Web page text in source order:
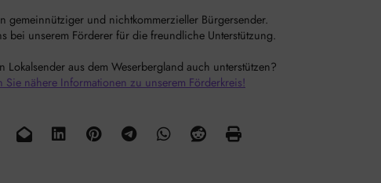
gemeinnütziger und nichtkommerzieller Bürgersender.
bei unserem Förderer für die freundliche Unterstützung.
Lokalsender aus dem Weserbergland auch unterstützen?
Sie nähere Informationen zu unserem Förderkreis!